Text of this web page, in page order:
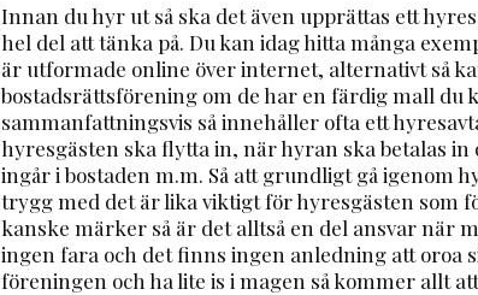
Innan du hyr ut så ska det även upprättas ett
hel del att tänka på. Du kan idag hitta många
är utformade online över internet, alternativt så
bostadsrättsförening om de har en färdig mall du
sammanfattningsvis så innehåller ofta ett
hyresgästen ska flytta in, när hyran ska betalas in
ingår i bostaden m.m. Så att grundligt gå igenom
trygg med det är lika viktigt för hyresgästen som
kanske märker så är det alltså en del ansvar när
ingen fara och det finns ingen anledning att oroa
föreningen och ha lite is i magen så kommer allt